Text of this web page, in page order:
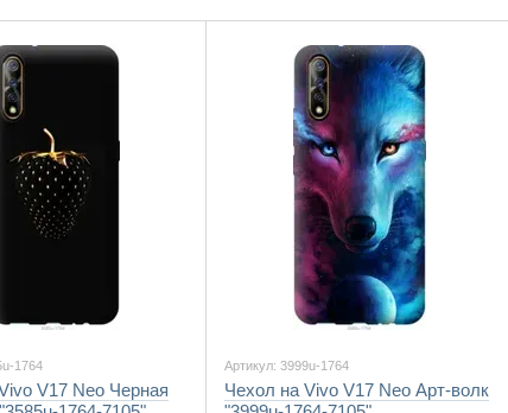
1764
V17 Neo Черная
Артикул: 3999u-1764
Чехол на Vivo V17 Neo Арт-волк